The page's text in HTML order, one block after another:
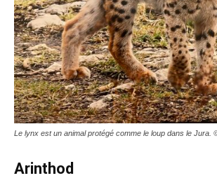
Le lynx est un animal protégé comme le loup dans le Jura.
Arinthod